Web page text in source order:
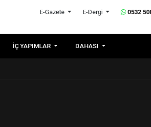
E-Gazete E-Dergi 0532
İÇ YAPIMLAR DAHASI